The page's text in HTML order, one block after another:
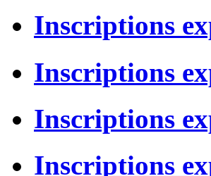
Inscriptions
Inscriptions
Inscriptions
Inscriptions